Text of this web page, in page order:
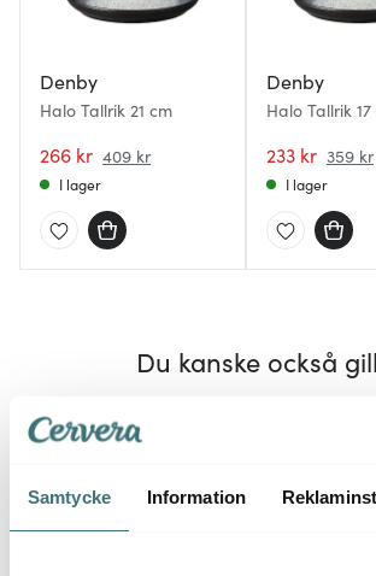
Samtycke Information
Denby
Halo Tallrik 21 cm
266 kr 409 kr
I lager
Denby
Halo Tallrik
233 kr 359 kr
I lager
Du kanske också
Lagerrensning